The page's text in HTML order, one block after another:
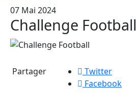
07 Mai 2024
Challenge Football
Partager
Twitter
Facebook